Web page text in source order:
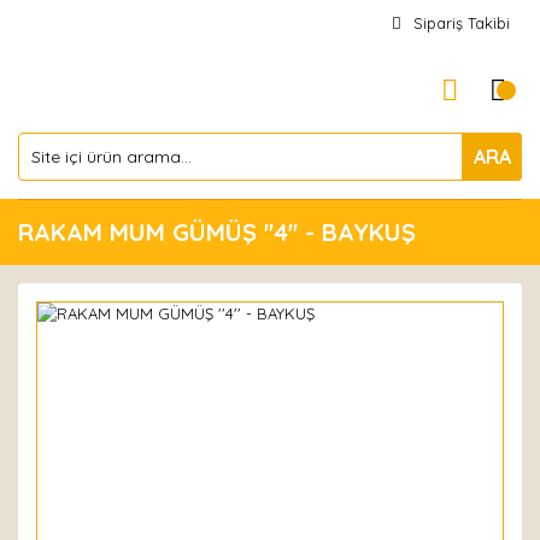
Sipariş Takibi
ARA
RAKAM MUM GÜMÜŞ ''4'' - BAYKUŞ